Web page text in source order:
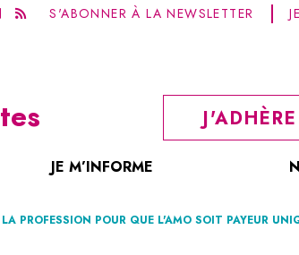
S'ABONNER À LA NEWSLETTER
J'ADHÈRE
JE M’INFORME
PROFESSION POUR QUE L'AMO SOIT PAYEUR